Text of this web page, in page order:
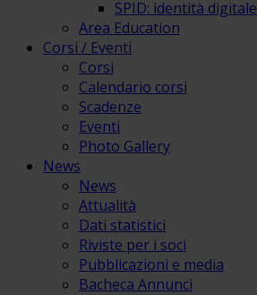
SPID: identità digitale
Area Education
Corsi / Eventi
Corsi
Calendario corsi
Scadenze
Eventi
Photo Gallery
News
News
Attualità
Dati statistici
Riviste per i soci
Pubblicazioni e media
Bacheca Annunci